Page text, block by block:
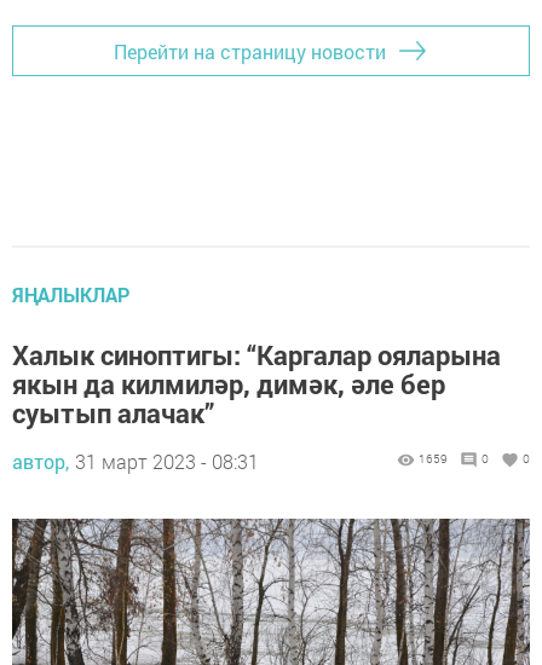
Перейти на страницу новости
ЯҢАЛЫКЛАР
Халык синоптигы: “Каргалар ояларына
якын да килмиләр, димәк, әле бер
суытып алачак”
автор, 31 март 2023 - 08:31 1659 0 0